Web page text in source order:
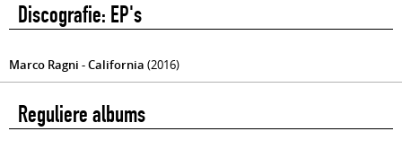
Discografie: EP's
Marco Ragni - California (2016)
Reguliere albums